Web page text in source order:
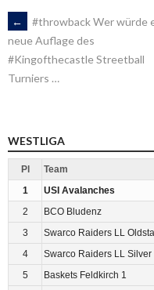
ARTIKEL-
NAVIGATION
←
#throwback Wer würde
neue Auflage des
#Kingofthecastle Streetball
Turniers …
WESTLIGA
Pl Team
1
USI Avalanches
2
BCO Bludenz
3
Swarco Raiders LL
4
Swarco Raiders LL Silver
5
Baskets Feldkirch 1